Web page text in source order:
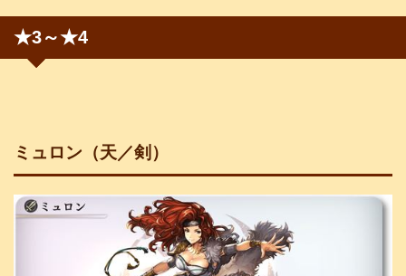
★3～★4
ミュロン（天／剣）